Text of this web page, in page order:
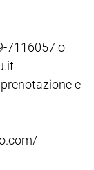
7116057 o
e